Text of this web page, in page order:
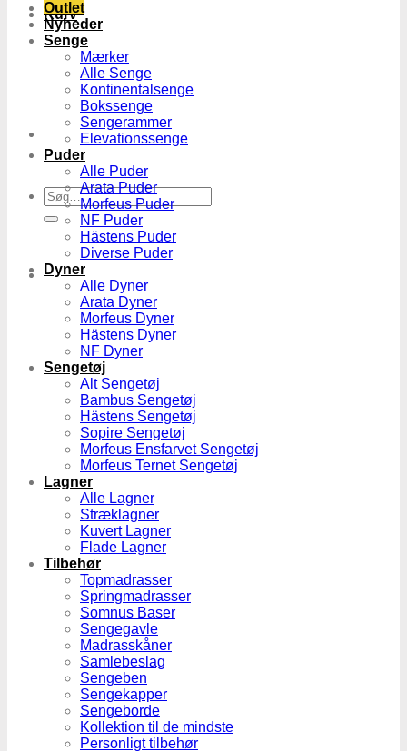
Kurv
Søg
efter:
Outlet
Nyheder
Senge
Mærker
Alle Senge
Kontinentalsenge
Bokssenge
Sengerammer
Elevationssenge
Puder
Alle Puder
Arata Puder
Morfeus Puder
NF Puder
Hästens Puder
Diverse Puder
Dyner
Alle Dyner
Arata Dyner
Morfeus Dyner
Hästens Dyner
NF Dyner
Sengetøj
Alt Sengetøj
Bambus Sengetøj
Hästens Sengetøj
Sopire Sengetøj
Morfeus Ensfarvet Sengetøj
Morfeus Ternet Sengetøj
Lagner
Alle Lagner
Stræklagner
Kuvert Lagner
Flade Lagner
Tilbehør
Topmadrasser
Springmadrasser
Somnus Baser
Sengegavle
Madrasskåner
Samlebeslag
Sengeben
Sengekapper
Sengeborde
Kollektion til de mindste
Personligt tilbehør